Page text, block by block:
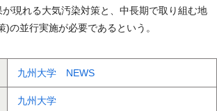
現れる大気汚染対策と、中長期で取り組む地
)の並行実施が必要であるという。
九州大学 NEWS
九州大学